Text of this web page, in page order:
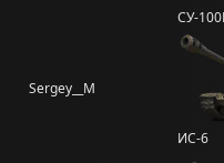
СУ-
Sergey__M
ИС-6